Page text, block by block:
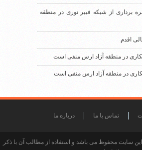
برداری از شبکه فیبر نوری در منطقه
اقدم
در منطقه آزاد ارس منفی است
در منطقه آزاد ارس منفی است
تماس با ما درباره ما
سایت محفوظ می باشد و استفاده از مطالب آن با ذکر